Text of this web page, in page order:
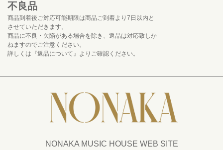
不良品
商品到着後ご対応可能期限は商品ご到着より7日以内と
させていただきます。
商品に不良・欠陥がある場合を除き、返品は対応致しか
ねますのでご注意ください。
詳しくは『返品について』よりご確認ください。
NONAKA MUSIC HOUSE WEB SITE